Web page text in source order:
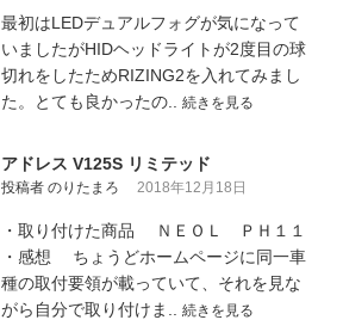
最初はLEDデュアルフォグが気になって
いましたがHIDヘッドライトが2度目の球
切れをしたためRIZING2を入れてみまし
た。とても良かったの.. 続きを見る
アドレス V125S リミテッド
投稿者 のりたまろ 2018年12月18日
・取り付けた商品 ＮＥＯＬ ＰＨ１１
・感想 ちょうどホームページに同一車
種の取付要領が載っていて、それを見な
がら自分で取り付けま.. 続きを見る